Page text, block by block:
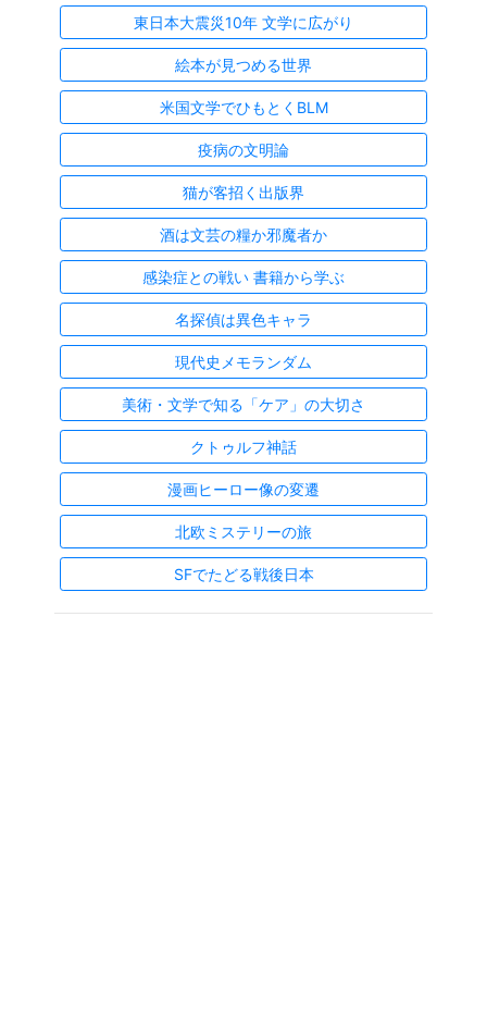
東日本大震災10年 文学に広がり
絵本が見つめる世界
米国文学でひもとくBLM
疫病の文明論
猫が客招く出版界
酒は文芸の糧か邪魔者か
感染症との戦い 書籍から学ぶ
名探偵は異色キャラ
現代史メモランダム
美術・文学で知る「ケア」の大切さ
クトゥルフ神話
漫画ヒーロー像の変遷
北欧ミステリーの旅
SFでたどる戦後日本